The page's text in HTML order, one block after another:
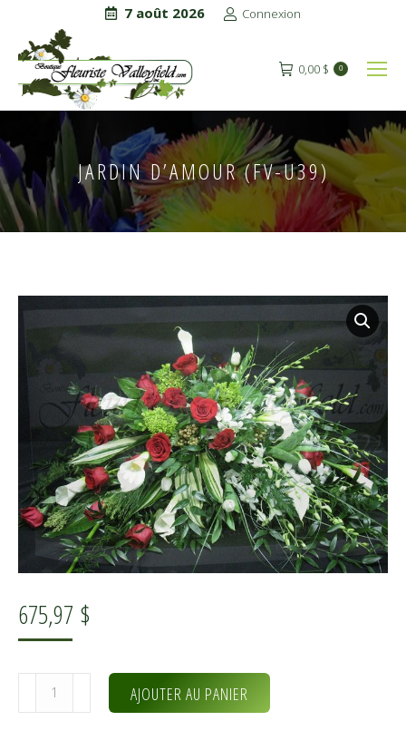
7 août 2026 Connexion
0,00 $ 0
JARDIN D’AMOUR (FV-U39)
675,97 $
quantité
de
AJOUTER AU PANIER